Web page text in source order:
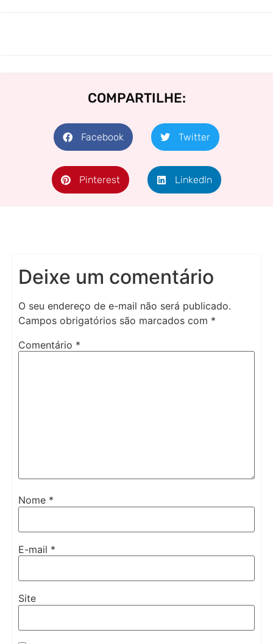
COMPARTILHE:
Facebook Twitter
Pinterest LinkedIn
Deixe um comentário
O seu endereço de e-mail não será publicado.
Campos obrigatórios são marcados com *
Comentário *
Nome *
E-mail *
Site